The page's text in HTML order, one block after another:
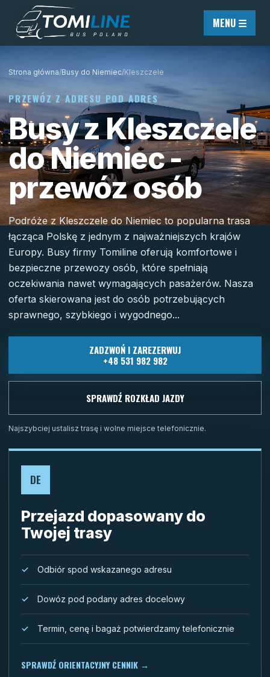
Przejdź do treści
MENU ☰
Strona główna/Busy do Niemiec/Kleszczele
PRZEWÓZ Z ADRESU POD ADRES
Busy z Kleszczele
do Niemiec -
przewóz osób
Podróże z Kleszczele do Niemiec to popularna trasa
łącząca Polskę z jednym z najważniejszych krajów
Europy. Busy firmy Tomiline oferują komfortowe i
bezpieczne przewozy osób, które spełniają
oczekiwania nawet wymagających pasażerów. Nasza
oferta skierowana jest do osób potrzebujących
sprawnego, szybkiego i wygodnego...
ZADZWOŃ I ZAREZERWUJ
+48 531 982 982
SPRAWDŹ ROZKŁAD JAZDY
Najszybciej ustalisz trasę i wolne miejsce telefonicznie.
DE
Przejazd dopasowany do
Twojej trasy
Odbiór spod wskazanego adresu
Dowóz pod podany adres docelowy
Termin, cenę i bagaż potwierdzamy telefonicznie
SPRAWDŹ ORIENTACYJNY CENNIK →